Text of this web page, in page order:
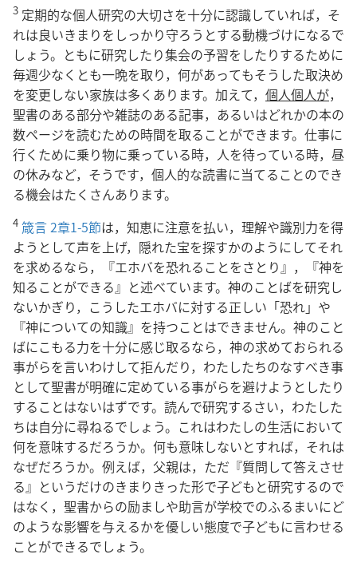
3 定期的な個人研究の大切さを十分に認識していれば，そ
れは良いきまりをしっかり守ろうとする動機づけになるで
しょう。ともに研究したり集会の予習をしたりするために
毎週少なくとも一晩を取り，何があってもそうした取決め
を変更しない家族は多くあります。加えて， 個人個人が，
聖書のある部分や雑誌のある記事，あるいはどれかの本の
数ページを読むための時間を取ることができます。仕事に
行くために乗り物に乗っている時，人を待っている時，昼
の休みなど，そうです，個人的な読書に当てることのでき
る機会はたくさんあります。
4 箴言 2章1-5節は，知恵に注意を払い，理解や識別力を得
ようとして声を上げ，隠れた宝を探すかのようにしてそれ
を求めるなら，『エホバを恐れることをさとり』，『神を
知ることができる』と述べています。神のことばを研究し
ないかぎり，こうしたエホバに対する正しい「恐れ」や
『神についての知識』を持つことはできません。神のこと
ばにこもる力を十分に感じ取るなら，神の求めておられる
事がらを言いわけして拒んだり，わたしたちのなすべき事
として聖書が明確に定めている事がらを避けようとしたり
することはないはずです。読んで研究するさい，わたした
ちは自分に尋ねるでしょう。これはわたしの生活において
何を意味するだろうか。何も意味しないとすれば，それは
なぜだろうか。例えば，父親は，ただ『質問して答えさせ
る』というだけのきまりきった形で子どもと研究するので
はなく，聖書からの励ましや助言が学校でのふるまいにど
のような影響を与えるかを優しい態度で子どもに言わせる
ことができるでしょう。